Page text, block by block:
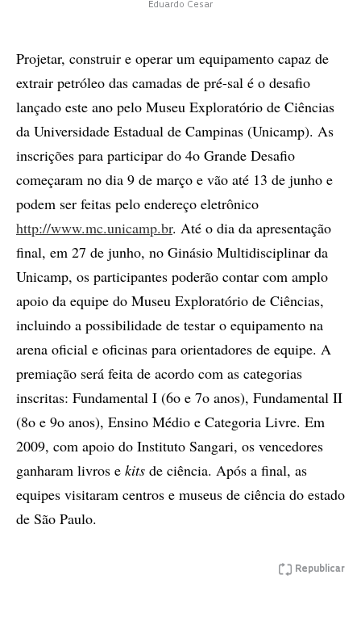
Eduardo Cesar
Projetar, construir e operar um equipamento capaz de
extrair petróleo das camadas de pré-sal é o desafio
lançado este ano pelo Museu Exploratório de Ciências
da Universidade Estadual de Campinas (Unicamp). As
inscrições para participar do 4o Grande Desafio
começaram no dia 9 de março e vão até 13 de junho e
podem ser feitas pelo endereço eletrônico
http://www.mc.unicamp.br. Até o dia da apresentação
final, em 27 de junho, no Ginásio Multidisciplinar da
Unicamp, os participantes poderão contar com amplo
apoio da equipe do Museu Exploratório de Ciências,
incluindo a possibilidade de testar o equipamento na
arena oficial e oficinas para orientadores de equipe. A
premiação será feita de acordo com as categorias
inscritas: Fundamental I (6o e 7o anos), Fundamental II
(8o e 9o anos), Ensino Médio e Categoria Livre. Em
2009, com apoio do Instituto Sangari, os vencedores
ganharam livros e kits de ciência. Após a final, as
equipes visitaram centros e museus de ciência do estado
de São Paulo.
Republicar